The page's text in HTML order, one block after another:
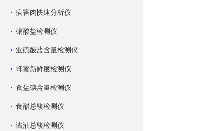
病害肉快速分析仪
硝酸盐检测仪
亚硫酸盐含量检测仪
蜂蜜新鲜度检测仪
食盐碘含量检测仪
食醋总酸检测仪
酱油总酸检测仪